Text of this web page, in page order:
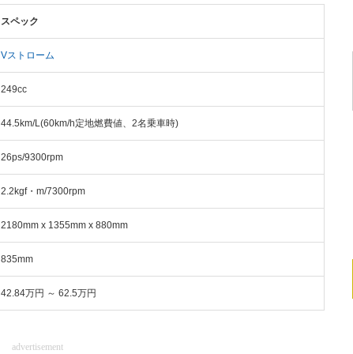
スペック
Vストローム
249cc
44.5km/L(60km/h定地燃費値、2名乗車時)
26ps/9300rpm
2.2kgf・m/7300rpm
2180mm x 1355mm x 880mm
835mm
42.84万円 ～ 62.5万円
advertisement